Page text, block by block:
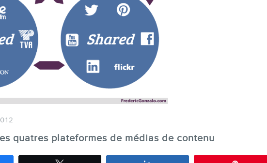
quatres plateformes de médias de contenu